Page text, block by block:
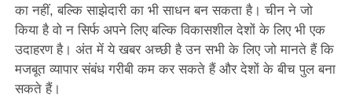
का नहीं, बल्कि साझेदारी का भी साधन बन सकता है। चीन ने जो
किया है वो न सिर्फ अपने लिए बल्कि विकासशील देशों के लिए भी एक
उदाहरण है। अंत में ये खबर अच्छी है उन सभी के लिए जो मानते हैं कि
मजबूत व्यापार संबंध गरीबी कम कर सकते हैं और देशों के बीच पुल बना
सकते हैं।